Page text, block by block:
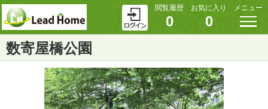
閲覧履歴
0
お気に入り
0
メニュー
数寄屋橋公園